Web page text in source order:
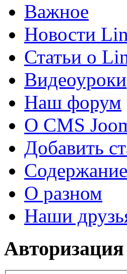
Важное
Новости
Статьи о
Видеоуроки
Наш форум
О CMS
Добавить
О разном
Наши
Авторизация